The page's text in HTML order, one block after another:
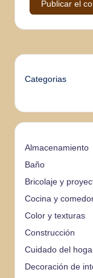
Categorias
Almacenamiento
Baño
Bricolaje y
Cocina y
Color y texturas
Construcción
Cuidado del
Decoración de